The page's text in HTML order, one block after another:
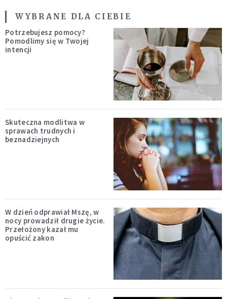
WYBRANE DLA CIEBIE
Potrzebujesz pomocy?
Pomodlimy się w Twojej
intencji
Skuteczna modlitwa w
sprawach trudnych i
beznadziejnych
W dzień odprawiał Mszę, w
nocy prowadził drugie życie.
Przełożony kazał mu
opuścić zakon